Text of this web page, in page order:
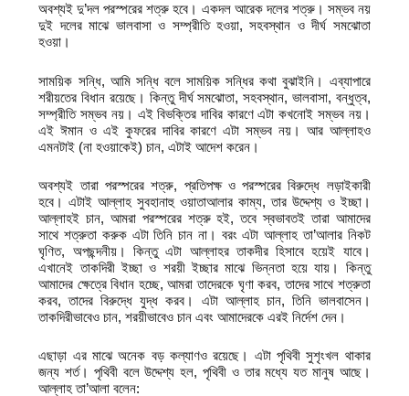
অবশ্যই দু’দল পরস্পরের শত্রু হবে। একদল আরেক দলের শত্রু। সম্ভব নয়
দুই দলের মাঝে ভালবাসা ও সম্প্রীতি হওয়া, সহবস্থান ও দীর্ঘ সমঝোতা
হওয়া।
সাময়িক সন্ধি, আমি সন্ধি বলে সাময়িক সন্ধির কথা বুঝাইনি। এব্যাপারে
শরীয়তের বিধান রয়েছে। কিন্তু দীর্ঘ সমঝোতা, সহবস্থান, ভালবাসা, বন্ধুত্ব,
সম্প্রীতি সম্ভব নয়। এই বিভক্তির দাবির কারণে এটা কখনোই সম্ভব নয়।
এই ঈমান ও এই কুফরের দাবির কারণে এটা সম্ভব নয়। আর আল্লাহও
এমনটাই (না হওয়াকেই) চান, এটাই আদেশ করেন।
অবশ্যই তারা পরস্পরের শত্রু, প্রতিপক্ষ ও পরস্পরের বিরুদ্ধে লড়াইকারী
হবে। এটাই আল্লাহ সুবহানাহু ওয়াতাআলার কাম্য, তার উদ্দেশ্য ও ইচ্ছা।
আল্লাহই চান, আমরা পরস্পরের শত্রু হই, তবে স্বভাবতই তারা আমাদের
সাথে শত্রুতা করুক এটা তিনি চান না। বরং এটা আল্লাহ তা’আলার নিকট
ঘৃণিত, অপছন্দনীয়। কিন্তু এটা আল্লাহর তাকদীর হিসাবে হয়েই যাবে।
এখানেই তাকদিরী ইচ্ছা ও শরয়ী ইচ্ছার মাঝে ভিন্নতা হয়ে যায়। কিন্তু
আমাদের ক্ষেত্রে বিধান হচ্ছে, আমরা তাদেরকে ঘৃণা করব, তাদের সাথে শত্রুতা
করব, তাদের বিরুদ্ধে যুদ্ধ করব। এটা আল্লাহ চান, তিনি ভালবাসেন।
তাকদিরীভাবেও চান, শরয়ীভাবেও চান এবং আমাদেরকে এরই নির্দেশ দেন।
এছাড়া এর মাঝে অনেক বড় কল্যাণও রয়েছে। এটা পৃথিবী সুশৃংখল থাকার
জন্য শর্ত। পৃথিবী বলে উদ্দেশ্য হল, পৃথিবী ও তার মধ্যে যত মানুষ আছে।
আল্লাহ তা’আলা বলেন: